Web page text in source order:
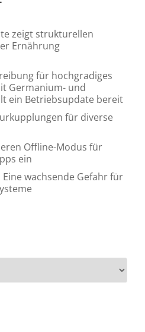
zeigt strukturellen
Ernährung
für hochgradiges
Germanium- und
ein Betriebsupdate bereit
für diverse
Offline-Modus für
ein
wachsende Gefahr für